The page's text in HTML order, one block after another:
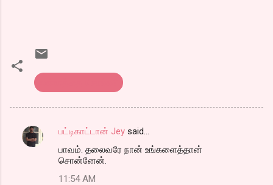
C
பட்டிகாட்டான் Jey said…
பாவம். தலைவரே நான் உங்களைத்தான்
சொன்னேன்.
11:54 AM